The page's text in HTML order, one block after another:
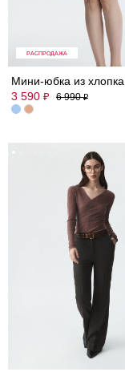
РАСПРОДАЖА
Мини-юбка из хлопка
3 590 ₽ 6 990₽